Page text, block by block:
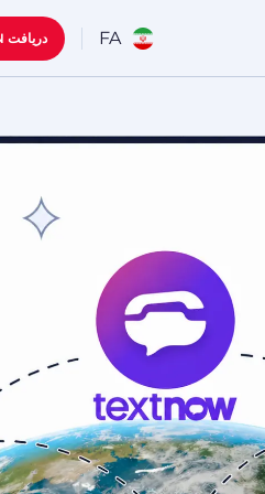
FA دریافت Planet VPN